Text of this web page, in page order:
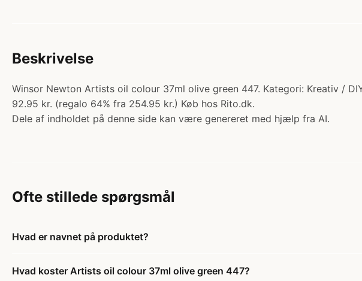
Beskrivelse
Winsor Newton Artists oil colour 37ml olive green 447. Kategori: Kreativ /
92.95 kr. (regalo 64% fra 254.95 kr.) Køb hos Rito.dk.
Dele af indholdet på denne side kan være genereret med hjælp fra AI.
Ofte stillede spørgsmål
Hvad er navnet på produktet?
Hvad koster Artists oil colour 37ml olive green 447?